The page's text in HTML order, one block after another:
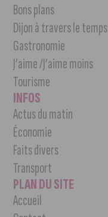
Bons plans
Dijon à travers le temps
Gastronomie
J’aime /J’aime moins
Tourisme
INFOS
Actus du matin
Économie
Faits divers
Transport
PLAN DU SITE
Accueil